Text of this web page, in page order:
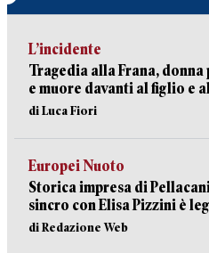
L’incidente
Tragedia alla Frana,
e muore davanti al figlio e
di Luca Fiori
Europei Nuoto
Storica impresa di
sincro con Elisa Pizzini è
di Redazione Web